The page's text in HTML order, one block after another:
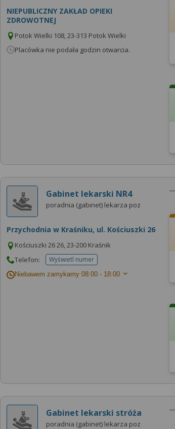
NIEPUBLICZNY ZAKŁAD OPIEKI
ZDROWOTNEJ
Potok Wielki 108, 23-313 Potok Wielki
Placówka nie podała godzin otwarcia.
Gabinet lekarski NR4
poradnia (gabinet) lekarza poz
Przychodnia w Kraśniku, ul. Kościuszki 26
Kościuszki 26 26, 23-200 Kraśnik
Telefon:
Wyświetl numertelefonu do placowki
Niebawem zamykamy 08:00 - 18:00
Gabinet lekarski stróża
poradnia (gabinet) lekarza poz